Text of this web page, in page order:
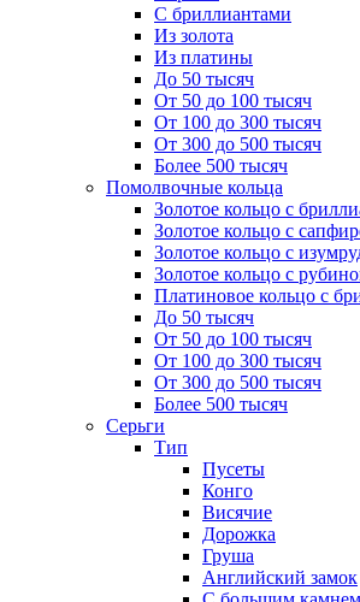
С бриллиантами
Из золота
Из платины
До 50 тысяч
От 50 до 100 тысяч
От 100 до 300 тысяч
От 300 до 500 тысяч
Более 500 тысяч
Помолвочные кольца
Золотое кольцо с
Золотое кольцо с
Золотое кольцо с
Золотое кольцо с
Платиновое кольцо с
До 50 тысяч
От 50 до 100 тысяч
От 100 до 300 тысяч
От 300 до 500 тысяч
Более 500 тысяч
Серьги
Тип
Пусеты
Конго
Висячие
Дорожка
Груша
Английский замок